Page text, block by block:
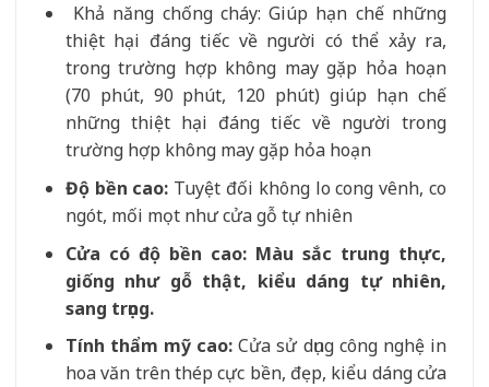
Khả năng chống cháy: Giúp hạn chế những
thiệt hại đáng tiếc về người có thể xảy ra,
trong trường hợp không may gặp hỏa hoạn
(70 phút, 90 phút, 120 phút) giúp hạn chế
những thiệt hại đáng tiếc về người trong
trường hợp không may gặp hỏa hoạn
Độ bền cao: Tuyệt đối không lo cong vênh, co
ngót, mối mọt như cửa gỗ tự nhiên
Cửa có độ bền cao: Màu sắc trung thực,
giống như gỗ thật, kiểu dáng tự nhiên,
sang trọng.
Tính thẩm mỹ cao: Cửa sử dụng công nghệ in
hoa văn trên thép cực bền, đẹp, kiểu dáng cửa